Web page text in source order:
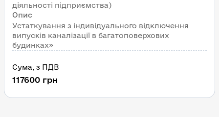
діяльності підприємства)
Опис
Устаткування з індивідуального відключення
випусків каналізації в багатоповерхових
будинках»
Сума, з ПДВ
117600 грн